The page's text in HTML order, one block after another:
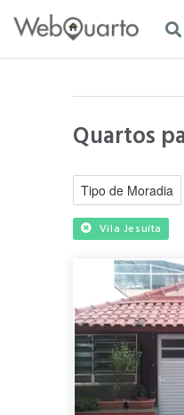
Quartos
Tipo de Moradia
Vila Jesuíta